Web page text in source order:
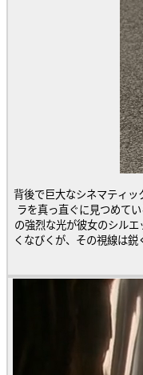
背後で巨大なシネマティッ
ラを真っ直ぐに見つめている。 背景は炎のオレンジと黒煙に包まれ、飛び散る破片がスローモーションで空中に
の強烈な光が彼女のシル
くなびくが、その視線は